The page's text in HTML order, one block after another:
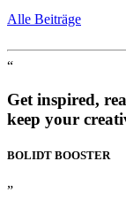
Alle Beiträge
“
Get inspired,
keep your
BOLIDT BOOSTER
”